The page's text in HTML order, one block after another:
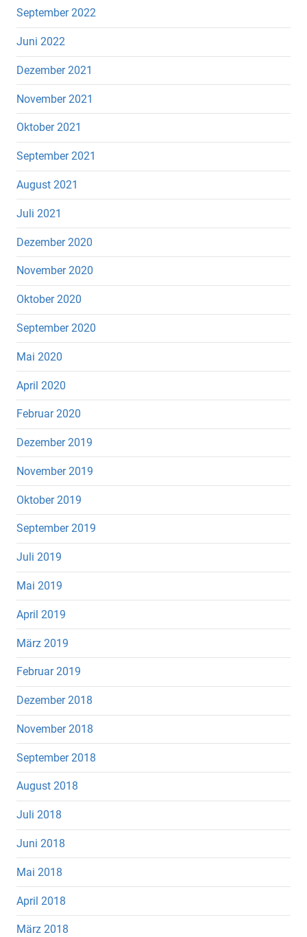
September 2022
Juni 2022
Dezember 2021
November 2021
Oktober 2021
September 2021
August 2021
Juli 2021
Dezember 2020
November 2020
Oktober 2020
September 2020
Mai 2020
April 2020
Februar 2020
Dezember 2019
November 2019
Oktober 2019
September 2019
Juli 2019
Mai 2019
April 2019
März 2019
Februar 2019
Dezember 2018
November 2018
September 2018
August 2018
Juli 2018
Juni 2018
Mai 2018
April 2018
März 2018